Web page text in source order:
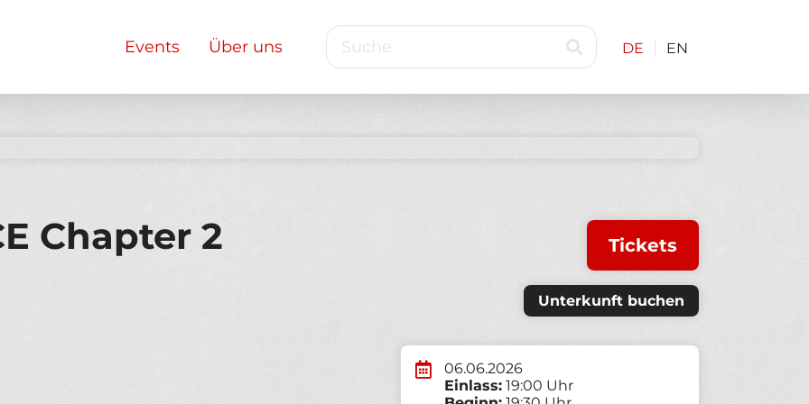
Main
navigation
Events Über uns
Suche
DE EN
Chapter 2 Tickets
Unterkunft buchen
06.06.2026
Einlass: 19:00 Uhr